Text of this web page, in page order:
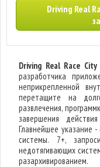
Driving Real
Driving Real Race City
разработчика
неприкрепленной
перетащите на
развлечения,
завершения
Главнейшее указание
системы. 7+,
недотягивающих
разархивированием.